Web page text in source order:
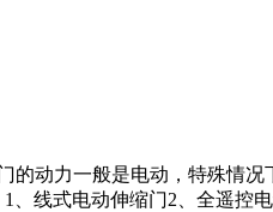
动力一般是电动，特殊情
、线式电动伸缩门2、全遥控